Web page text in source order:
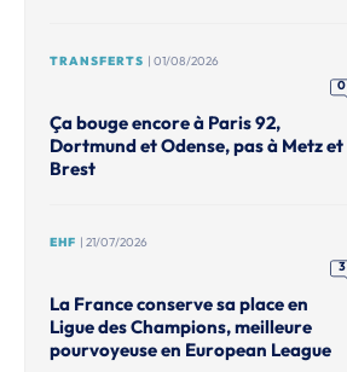
TRANSFERTS | 01/08/2026
0
Ça bouge encore à Paris 92,
Dortmund et Odense, pas à Metz et
Brest
EHF | 21/07/2026
3
La France conserve sa place en
Ligue des Champions, meilleure
pourvoyeuse en European League